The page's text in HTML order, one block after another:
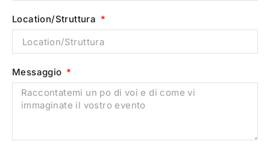
Location/Struttura
Messaggio